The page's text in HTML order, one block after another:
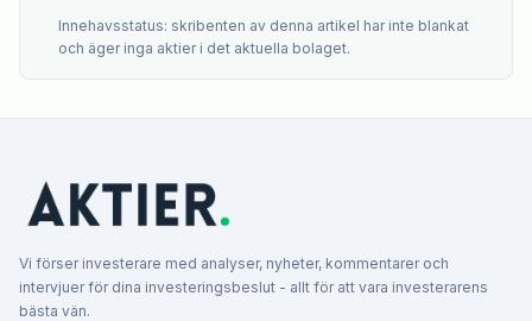
Innehavsstatus: skribenten av denna artikel har inte blankat
och äger inga aktier i det aktuella bolaget.
Vi förser investerare med analyser, nyheter, kommentarer och
intervjuer för dina investeringsbeslut - allt för att vara investerarens
bästa vän.